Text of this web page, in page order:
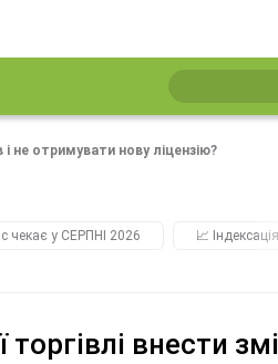
і не отримувати нову ліцензію?
чекає у СЕРПНІ 2026 📈
внести